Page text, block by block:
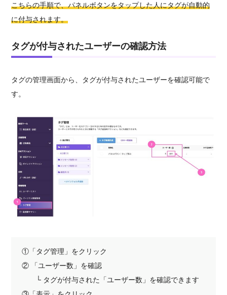
こちらの手順で、パネルボタンをタップした人にタグが自動的
に付与されます。
タグが付与されたユーザーの確認方法
タグの管理画面から、タグが付与されたユーザーを確認可能で
す。
①「タグ管理」をクリック
② 「ユーザー数」を確認
└ タグが付与された「ユーザー数」を確認できます